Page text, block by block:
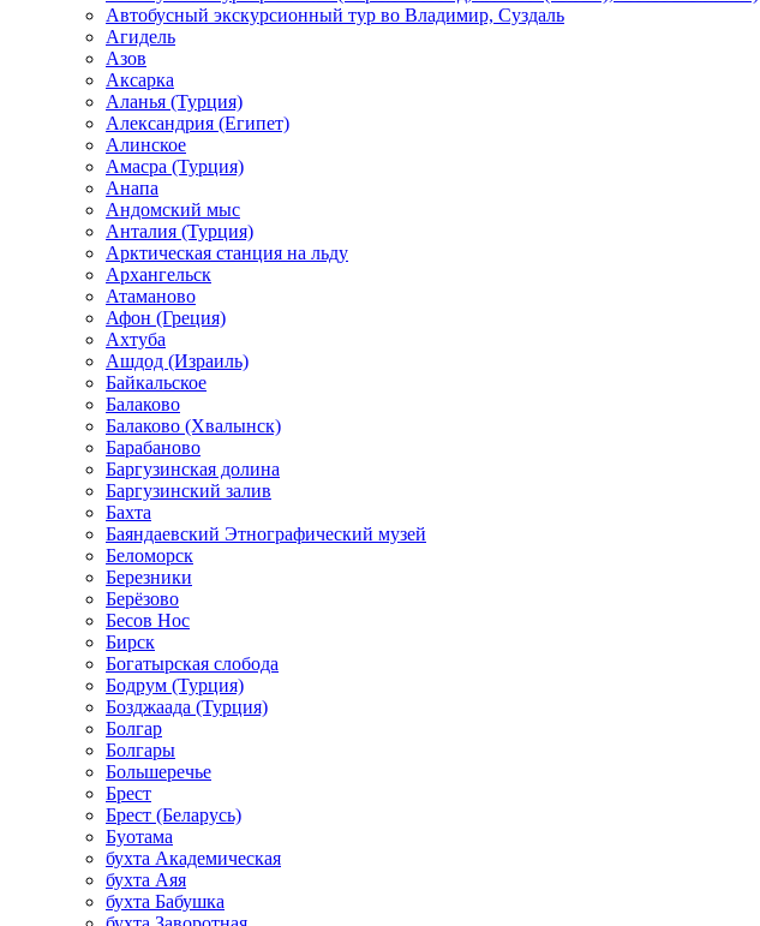
Автобусный экскурсионный тур во Владимир, Суздаль
Агидель
Азов
Аксарка
Аланья (Турция)
Александрия (Египет)
Алинское
Амасра (Турция)
Анапа
Андомский мыс
Анталия (Турция)
Арктическая станция на льду
Архангельск
Атаманово
Афон (Греция)
Ахтуба
Ашдод (Израиль)
Байкальское
Балаково
Балаково (Хвалынск)
Барабаново
Баргузинская долина
Баргузинский залив
Бахта
Баяндаевский Этнографический музей
Беломорск
Березники
Берёзово
Бесов Нос
Бирск
Богатырская слобода
Бодрум (Турция)
Бозджаада (Турция)
Болгар
Болгары
Большеречье
Брест
Брест (Беларусь)
Буотама
бухта Академическая
бухта Аяя
бухта Бабушка